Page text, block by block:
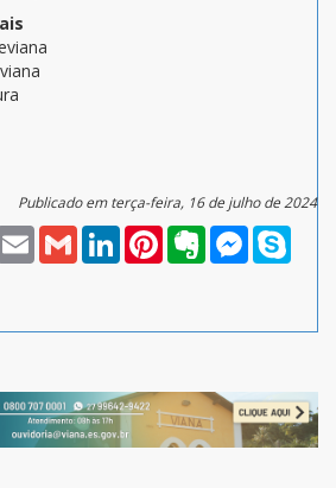
Publicado em terça-feira, 16 de julho de 2024
Email Gmail LinkedInPinterestEvernoteMessenger